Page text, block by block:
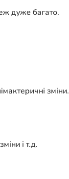
дуже багато.
зміни.
і т.д.